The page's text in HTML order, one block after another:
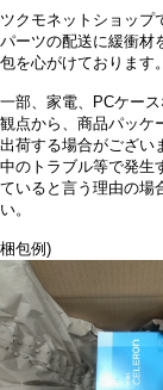
ツクモネットショップ
パーツの配送に緩衝材
包を心がけております。
一部、家電、PCケー
観点から、商品パッケ
出荷する場合がござい
中のトラブル等で発生
ていると言う理由の場
い。
梱包例)